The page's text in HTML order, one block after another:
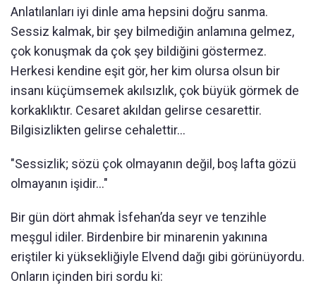
Anlatılanları iyi dinle ama hepsini doğru sanma.
Sessiz kalmak, bir şey bilmediğin anlamına gelmez,
çok konuşmak da çok şey bildiğini göstermez.
Herkesi kendine eşit gör, her kim olursa olsun bir
insanı küçümsemek akılsızlık, çok büyük görmek de
korkaklıktır. Cesaret akıldan gelirse cesarettir.
Bilgisizlikten gelirse cehalettir...
"Sessizlik; sözü çok olmayanın değil, boş lafta gözü
olmayanın işidir..."
Bir gün dört ahmak İsfehan’da seyr ve tenzihle
meşgul idiler. Birdenbire bir minarenin yakınına
eriştiler ki yüksekliğiyle Elvend dağı gibi görünüyordu.
Onların içinden biri sordu ki: